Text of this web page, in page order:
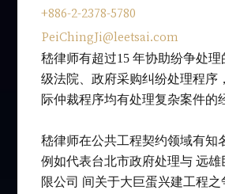
+886-2-2378-5780
PeiChingJi@leetsai.com
嵇律师有超过15 年协助纷争处
级法院、政府采购纠纷处理程序
际仲裁程序均有处理复杂案件的
嵇律师在公共工程契约领域有知
例如代表台北市政府处理与 远
限公司 间关于大巨蛋兴建工程之